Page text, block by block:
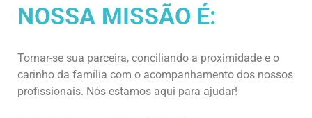
NOSSA MISSÃO É:
Tornar-se sua parceira, conciliando a proximidade e o
carinho da família com o acompanhamento dos nossos
profissionais. Nós estamos aqui para ajudar!